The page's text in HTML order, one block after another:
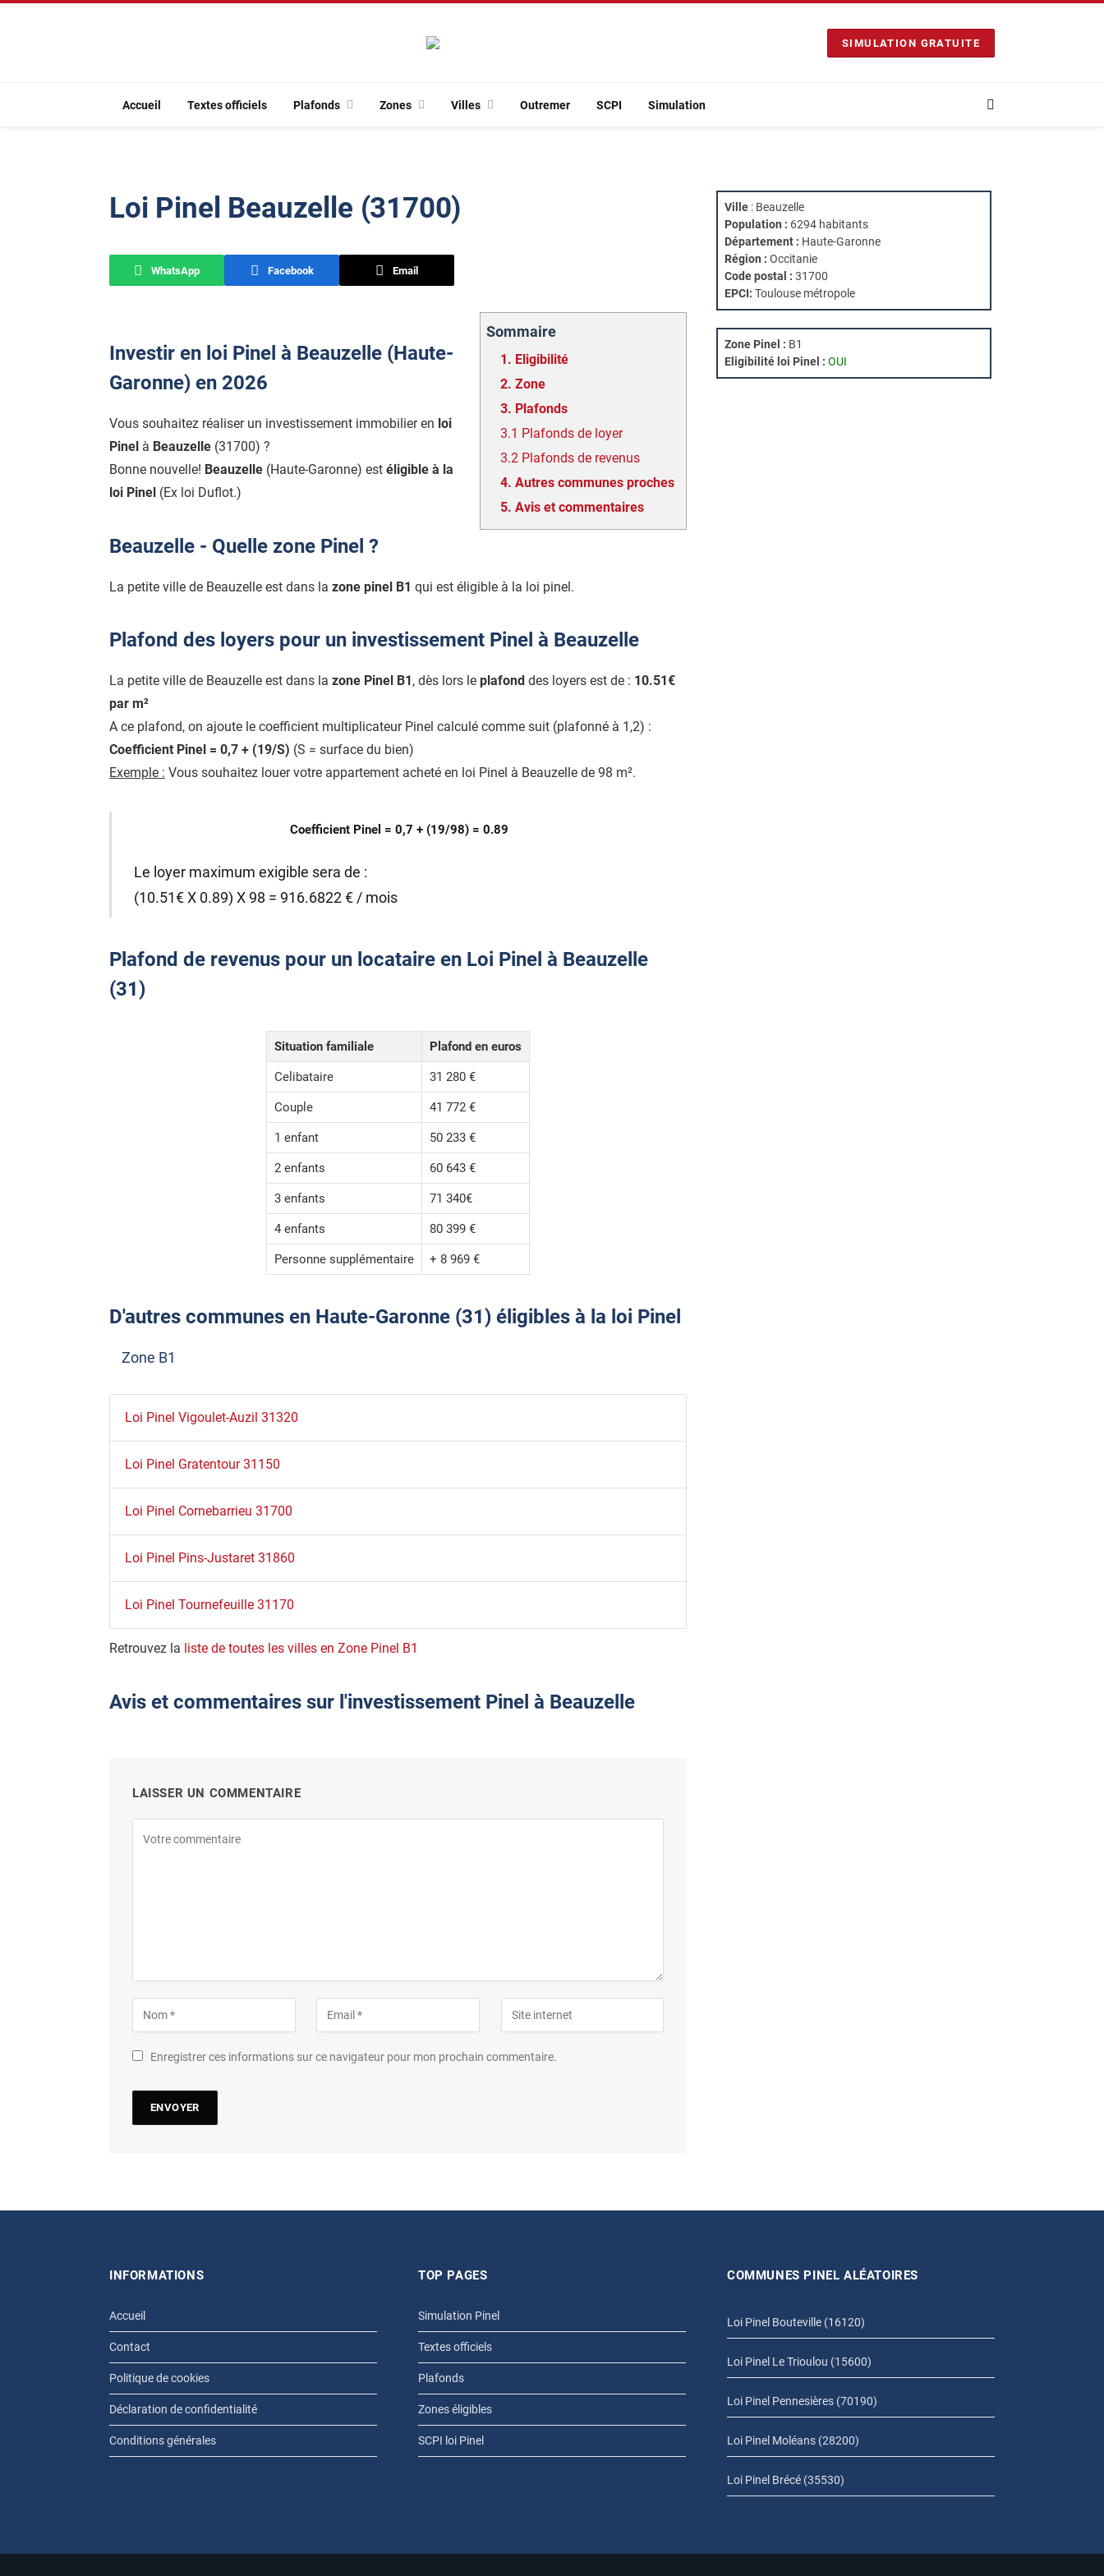
SIMULATION GRATUITE
Accueil Textes officiels Plafonds Zones Villes Outremer SCPI Simulation
Loi Pinel Beauzelle (31700)
WhatsApp Facebook Email
Sommaire
1. Eligibilité
2. Zone
3. Plafonds
3.1 Plafonds de loyer
3.2 Plafonds de revenus
4. Autres communes proches
5. Avis et commentaires
Investir en loi Pinel à Beauzelle (Haute-
Garonne) en 2026
Vous souhaitez réaliser un investissement immobilier en loi
Pinel à Beauzelle (31700) ?
Bonne nouvelle! Beauzelle (Haute-Garonne) est éligible à la
loi Pinel (Ex loi Duflot.)
Beauzelle - Quelle zone Pinel ?
La petite ville de Beauzelle est dans la zone pinel B1 qui est éligible à la loi pinel.
Plafond des loyers pour un investissement Pinel à Beauzelle
La petite ville de Beauzelle est dans la zone Pinel B1 , dès lors le plafond des loyers est de : 10.51€
par m²
A ce plafond, on ajoute le coefficient multiplicateur Pinel calculé comme suit (plafonné à 1,2) :
Coefficient Pinel = 0,7 + (19/S) (S = surface du bien)
Exemple : Vous souhaitez louer votre appartement acheté en loi Pinel à Beauzelle de 98 m².
Coefficient Pinel = 0,7 + (19/98) = 0.89
Le loyer maximum exigible sera de :
(10.51€ X 0.89) X 98 = 916.6822 € / mois
Plafond de revenus pour un locataire en Loi Pinel à Beauzelle
(31)
Situation familiale Plafond en euros
Celibataire 31 280 €
Couple 41 772 €
1 enfant 50 233 €
2 enfants 60 643 €
3 enfants 71 340€
4 enfants 80 399 €
Personne supplémentaire + 8 969 €
D'autres communes en Haute-Garonne (31) éligibles à la loi Pinel
Zone B1
Loi Pinel Vigoulet-Auzil 31320
Loi Pinel Gratentour 31150
Loi Pinel Cornebarrieu 31700
Loi Pinel Pins-Justaret 31860
Loi Pinel Tournefeuille 31170
Retrouvez la liste de toutes les villes en Zone Pinel B1
Avis et commentaires sur l'investissement Pinel à Beauzelle
LAISSER UN COMMENTAIRE
Enregistrer ces informations sur ce navigateur pour mon prochain commentaire.
Ville : Beauzelle
Population : 6294 habitants
Département : Haute-Garonne
Région : Occitanie
Code postal : 31700
EPCI: Toulouse métropole
Zone Pinel : B1
Eligibilité loi Pinel : OUI
INFORMATIONS
Accueil
Contact
Politique de cookies
Déclaration de confidentialité
Conditions générales
TOP PAGES
Simulation Pinel
Textes officiels
Plafonds
Zones éligibles
SCPI loi Pinel
COMMUNES PINEL ALÉATOIRES
Loi Pinel Bouteville (16120)
Loi Pinel Le Trioulou (15600)
Loi Pinel Pennesières (70190)
Loi Pinel Moléans (28200)
Loi Pinel Brécé (35530)